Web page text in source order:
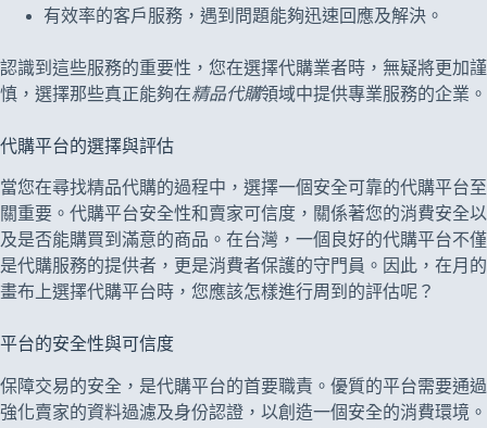
有效率的客戶服務，遇到問題能夠迅速回應及解決。
認識到這些服務的重要性，您在選擇代購業者時，無疑將更加謹
慎，選擇那些真正能夠在精品代購領域中提供專業服務的企業。
代購平台的選擇與評估
當您在尋找精品代購的過程中，選擇一個安全可靠的代購平台至
關重要。代購平台安全性和賣家可信度，關係著您的消費安全以
及是否能購買到滿意的商品。在台灣，一個良好的代購平台不僅
是代購服務的提供者，更是消費者保護的守門員。因此，在月的
畫布上選擇代購平台時，您應該怎樣進行周到的評估呢？
平台的安全性與可信度
保障交易的安全，是代購平台的首要職責。優質的平台需要通過
強化賣家的資料過濾及身份認證，以創造一個安全的消費環境。